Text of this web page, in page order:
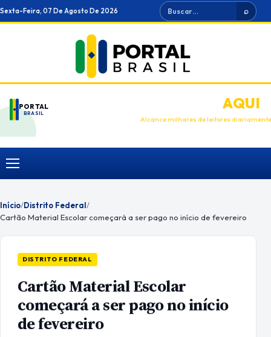
Ir
para
Sexta-Feira, 07 De Agosto De 2026 Buscar ⌕
PORTAL
BRASIL
ANUNCIEAQUI
Alcance milhares de leitores diariamente
Menu
Início/Distrito Federal/
Cartão Material Escolar começará a ser pago no início de fevereiro
DISTRITO FEDERAL
Cartão Material Escolar
começará a ser pago no início
de fevereiro